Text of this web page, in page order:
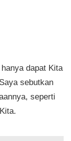
dapat Kita
sebutkan
seperti